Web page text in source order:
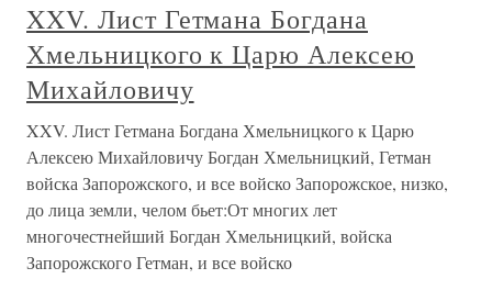
XXV. Лист Гетмана Богдана
Хмельницкого к Царю Алексею
Михайловичу
XXV. Лист Гетмана Богдана Хмельницкого к Царю
Алексею Михайловичу Богдан Хмельницкий, Гетман
войска Запорожского, и все войско Запорожское, низко,
до лица земли, челом бьет:От многих лет
многочестнейший Богдан Хмельницкий, войска
Запорожского Гетман, и все войско